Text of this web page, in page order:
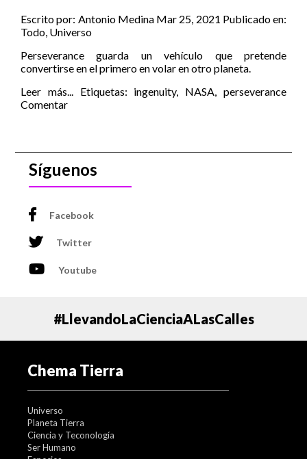
Escrito por: Antonio Medina Mar 25, 2021 Publicado en:
Todo, Universo
Perseverance guarda un vehículo que pretende
convertirse en el primero en volar en otro planeta.
Leer más... Etiquetas: ingenuity, NASA,perseverance
Comentar
Síguenos
Facebook
Twitter
Youtube
#LlevandoLaCienciaALasCalles
Chema Tierra
Universo
Planeta Tierra
Ciencia y Teconología
Ser Humano